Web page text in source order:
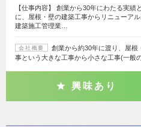
【仕事内容】 創業から30年にわたる実績
に、屋根・壁の建築工事からリニューア
建築施工管理業…
会社概要
創業から約30年に渡り、屋根
事という大きな工事から小さな工事(一般
興味あり